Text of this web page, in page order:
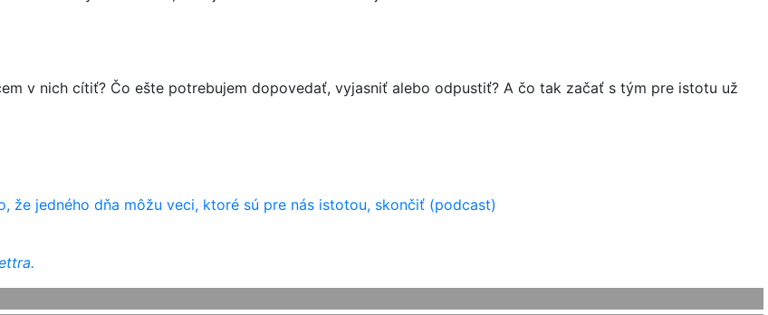
v nich cítiť? Čo ešte potrebujem dopovedať, vyjasniť alebo odpustiť? A čo tak začať s tým pre istotu už
že jedného dňa môžu veci, ktoré sú pre nás istotou, skončiť (podcast)